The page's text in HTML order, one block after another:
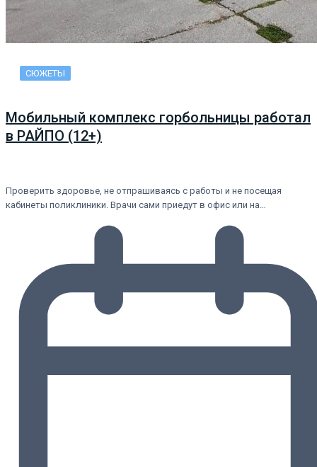
СЮЖЕТЫ
Мобильный комплекс горбольницы работал
в РАЙПО (12+)
Проверить здоровье, не отпрашиваясь с работы и не посещая
кабинеты поликлиники. Врачи сами приедут в офис или на…